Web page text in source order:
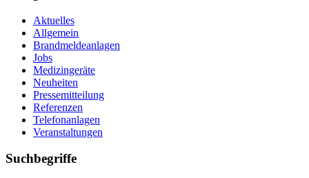
Aktuelles
Allgemein
Brandmeldeanlagen
Jobs
Medizingeräte
Neuheiten
Pressemitteilung
Referenzen
Telefonanlagen
Veranstaltungen
Suchbegriffe